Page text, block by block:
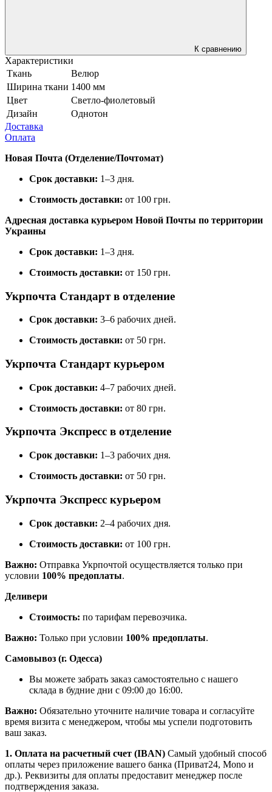
К сравнению
Характеристики
Ткань
Велюр
Ширина ткани 1400 мм
Цвет
Светло-фиолетовый
Дизайн
Однотон
Доставка
Оплата
Новая Почта (Отделение/Почтомат)
Срок доставки: 1–3 дня.
Стоимость доставки: от 100 грн.
Адресная доставка курьером Новой Почты по территории
Украины
Срок доставки: 1–3 дня.
Стоимость доставки: от 150 грн.
Укрпочта Стандарт в отделение
Срок доставки: 3–6 рабочих дней.
Стоимость доставки: от 50 грн.
Укрпочта Стандарт курьером
Срок доставки: 4–7 рабочих дней.
Стоимость доставки: от 80 грн.
Укрпочта Экспресс в отделение
Срок доставки: 1–3 рабочих дня.
Стоимость доставки: от 50 грн.
Укрпочта Экспресс курьером
Срок доставки: 2–4 рабочих дня.
Стоимость доставки: от 100 грн.
Важно: Отправка Укрпочтой осуществляется только при
условии 100% предоплаты.
Деливери
Стоимость: по тарифам перевозчика.
Важно: Только при условии 100% предоплаты.
Самовывоз (г. Одесса)
Вы можете забрать заказ самостоятельно с нашего
склада в будние дни с 09:00 до 16:00.
Важно: Обязательно уточните наличие товара и согласуйте
время визита с менеджером, чтобы мы успели подготовить
ваш заказ.
1. Оплата на расчетный счет (IBAN) Самый удобный способ
оплаты через приложение вашего банка (Приват24, Mono и
др.). Реквизиты для оплаты предоставит менеджер после
подтверждения заказа.